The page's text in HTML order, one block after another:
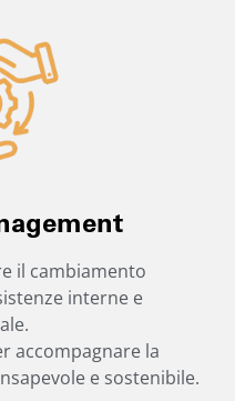
il cambiamento
interne e
accompagnare la
e sostenibile.
»